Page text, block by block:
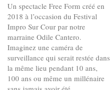
Un spectacle Free Form créé en
2018 à l’occasion du Festival
Impro Sur Cour par notre
marraine Odile Cantero.
Imaginez une caméra de
surveillance qui serait restée dans
la même lieu pendant 10 ans,
100 ans ou même un millénaire